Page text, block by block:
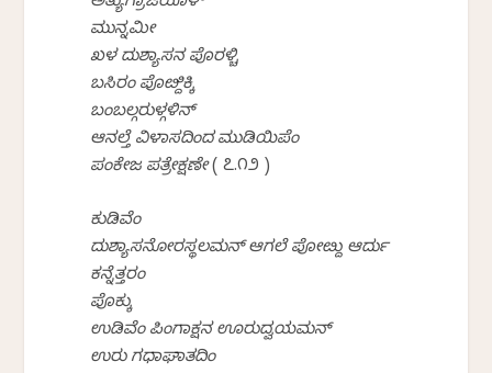
ಮುನ್ನಮೀ
ಖಳ ದುಶ್ಯಾಸನ ಪೊರಳ್ಚಿ
ಬಸಿರಂ ಪೊೞ್ದಿಕ್ಕಿ
ಬಂಬಲ್ಗರುಳ್ಗಳಿನ್
ಆನಲ್ತೆ ವಿಳಾಸದಿಂದ ಮುಡಿಯಿಪೆಂ
ಪಂಕೇಜ ಪತ್ರೇಕ್ಷಣೇ( ೭.೧೨ )
ಕುಡಿವೆಂ
ದುಶ್ಯಾಸನೋರಸ್ಥಲಮನ್ ಆಗಲೆ ಪೋೞ್ದು ಆರ್ದು
ಕನ್ನೆತ್ತರಂ
ಪೊಕ್ಕು
ಉಡಿವೆಂ ಪಿಂಗಾಕ್ಷನ ಊರುದ್ವಯಮನ್
ಉರು ಗಧಾಘಾತದಿಂ